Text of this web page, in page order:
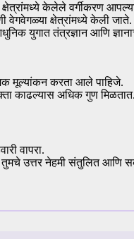
केलेले वर्गीकरण
क्षेत्रांमध्ये केली
युगात तंत्रज्ञान आणि
मूल्यांकन करता आले पाहिजे.
काढल्यास अधिक गुण मिळतात.
वापरा.
उत्तर नेहमी संतुलित आणि